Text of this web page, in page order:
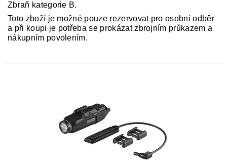
Zbraň kategorie B.
Toto zboží je možné pouze rezervovat pro osobní odběr
a při koupi je potřeba se prokázat zbrojním průkazem a
nákupním povolením.